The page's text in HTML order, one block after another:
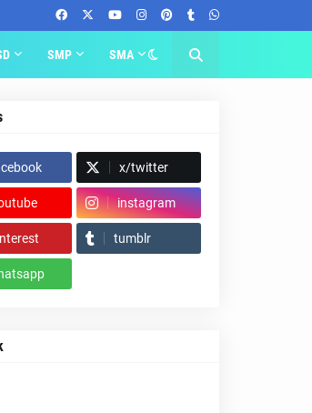
SMP SMA
x/twitter
instagram
tumblr